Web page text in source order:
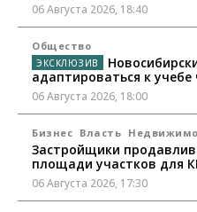
06 Августа 2026, 18:40
Общество
адаптироваться к учебе
06 Августа 2026, 18:00
Бизнес Власть
Застройщики
площади участков для
06 Августа 2026, 17:30